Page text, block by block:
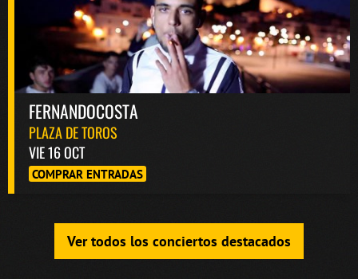
FERNANDOCOSTA
PLAZA DE TOROS
VIE 16 OCT
COMPRAR ENTRADAS
Ver todos los conciertos destacados